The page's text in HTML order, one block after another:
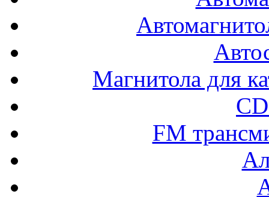
Магнитола для
FM